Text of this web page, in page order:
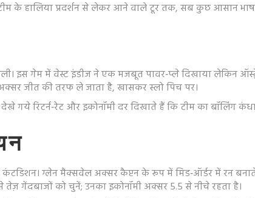
के हालिया प्रदर्शन से लेकर आने वाले टूर तक, सब कुछ आसान
इस गेम में वेस्ट इंडीज ने एक मजबूत पावर‑प्ले दिखाया लेकिन
जीत की तरफ ले जाता है, खासकर स्लो पिच पर।
रिटर्न‑रेट और इकोनॉमी दर दिखाते हैं कि टीम का बॉलिंग कंधा
ग्लेन मैक्सवेल अक्सर कैप्टन के रूप में मिड‑ऑर्डर में रन
तेज़ गेंदबाजों को चुनें; उनका इकोनॉमी अक्सर 5.5 से नीचे रहता है।